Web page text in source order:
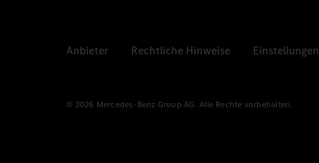
Anbieter Rechtliche Hinweise Einstellungen
© 2026 Mercedes-Benz Group AG. Alle Rechte vorbehalten.